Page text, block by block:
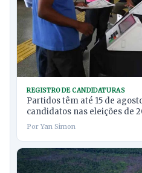
REGISTRO DE CANDIDATURAS
Partidos têm até 15 de
candidatos nas eleições de
Por Yan Simon